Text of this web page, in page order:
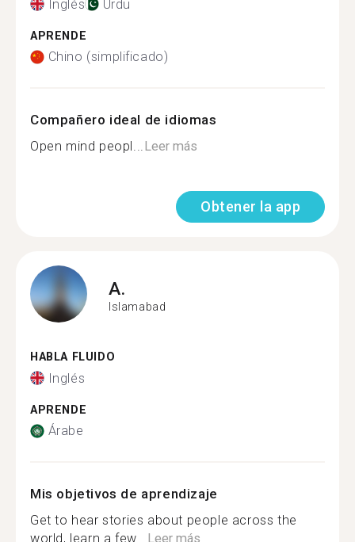
Inglés Urdu
APRENDE
Chino (simplificado)
Compañero ideal de idiomas
Open mind peopl...Leer más
Obtener la app
A.
Islamabad
HABLA FLUIDO
Inglés
APRENDE
Árabe
Mis objetivos de aprendizaje
Get to hear stories about people across the
world, learn a few... Leer más